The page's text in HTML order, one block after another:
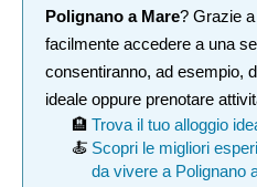
Polignano a Mare? Grazie
facilmente accedere a una
consentiranno, ad esempio,
ideale oppure prenotare
🏨 Trova il tuo alloggio
🍝 Scopri le migliori
da vivere a Polignano